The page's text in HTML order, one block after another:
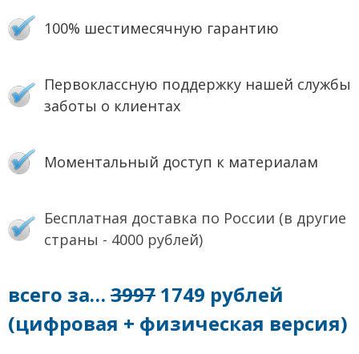
100% шестимесячную гарантию
Первоклассную поддержку нашей службы
заботы о клиентах
Моментальный доступ к материалам
Бесплатная доставка по России (в другие
страны - 4000 рублей)
всего за… 3997 1749 рублей
(цифровая + физическая версия)